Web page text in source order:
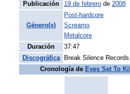
Publicación
19 de febrero de 2008
Género(s)
Post-hardcore
Screamo
Metalcore
Duración
37:47
Discográfica
Break Silence Records
Cronología de Eyes Set To Kill